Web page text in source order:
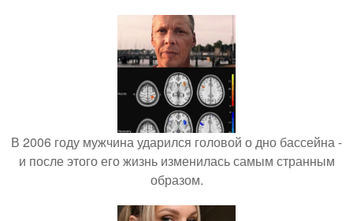
В 2006 году мужчина ударился головой о дно бассейна -
и после этого его жизнь изменилась самым странным
образом.